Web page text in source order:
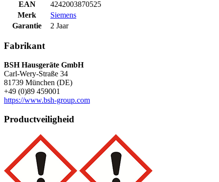
EAN
4242003870525
Merk
Siemens
Garantie
2 Jaar
Fabrikant
BSH Hausgeräte GmbH
Carl-Wery-Straße 34
81739 München (DE)
+49 (0)89 459001
https://www.bsh-group.com
Productveiligheid